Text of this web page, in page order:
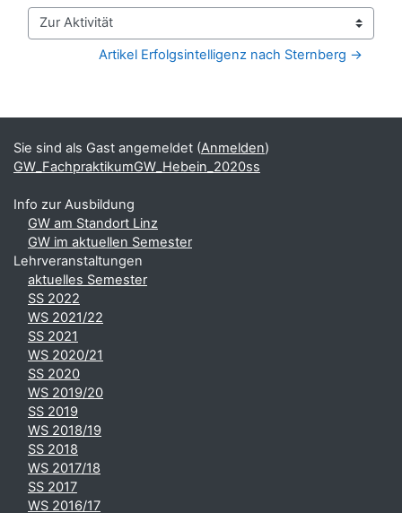
Zur Aktivität
Artikel Erfolgsintelligenz nach Sternberg →
Ergänzungsblöcke
Sie sind als Gast angemeldet (Anmelden)
GW_FachpraktikumGW_Hebein_2020ss
Info zur Ausbildung
GW am Standort Linz
GW im aktuellen Semester
Lehrveranstaltungen
aktuelles Semester
SS 2022
WS 2021/22
SS 2021
WS 2020/21
SS 2020
WS 2019/20
SS 2019
WS 2018/19
SS 2018
WS 2017/18
SS 2017
WS 2016/17